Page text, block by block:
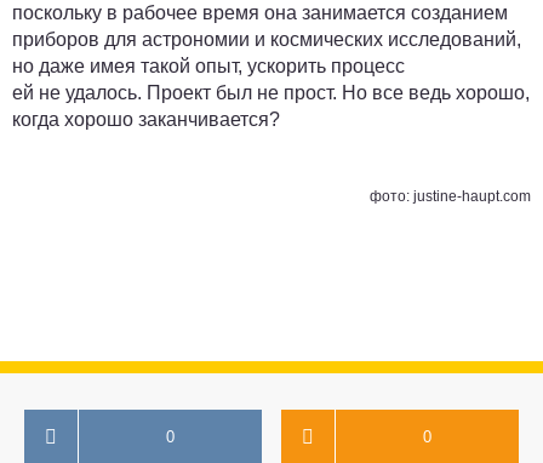
поскольку в рабочее время она занимается созданием
приборов для астрономии и космических исследований,
но даже имея такой опыт, ускорить процесс
ей не удалось. Проект был не прост. Но все ведь хорошо,
когда хорошо заканчивается?
фото: justine-haupt.com
0 0